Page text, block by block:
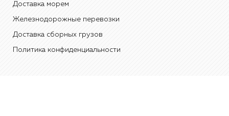
Доставка морем
Железнодорожные перевозки
Доставка сборных грузов
Политика конфиденциальности